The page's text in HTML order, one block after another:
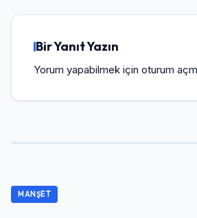
Bir Yanıt Yazın
Yorum yapabilmek için oturum
MANŞET